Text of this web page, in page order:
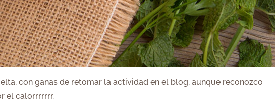
con ganas de retomar la actividad en el blog, aunque reconozco
el calorrrrrrr.